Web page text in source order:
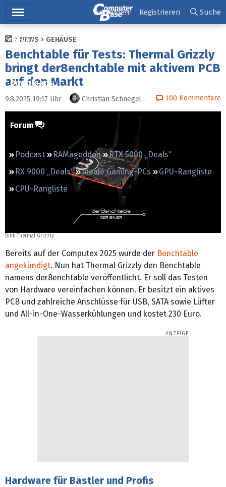
Ticker
Tests
Downloads
Preisvergleich
Forum
Podcast RAMageddon
RTX 5000 „Deals“
RX 9000 „Deals“
Ideale Gaming-PCs
GPU-Rangliste
CPU-Rangliste
Anmelden Registrieren Suche
NEWS GEHÄUSE
Benchtable für Tests: Thermal Grizzly
bringt der8enchtable mit aktivem PCB
auf den Markt
9.8.2025 19:17 Uhr Christian Schnegelberger 100 Kommentare
Bild: Thermal Grizzly
Bereits auf der Computex 2025 wurde der Benchtable
angekündigt. Nun hat Thermal Grizzly den Benchtable
namens der8enchtable veröffentlicht. Er soll das Testen
von Hardware vereinfachen können. Er besitzt ein aktives
PCB und zahlreiche Anschlüsse für USB, SATA sowie Lüfter
und All-in-One-Wasserkühlungen und kostet 230 Euro.
Hardware für Bastler und Profis